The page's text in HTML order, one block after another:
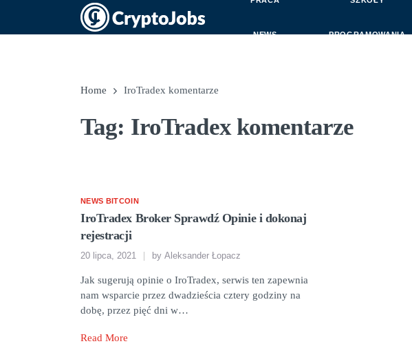
NEWS PROGRAMOWANIA
Home IroTradex komentarze
Tag: IroTradex komentarze
NEWS BITCOIN
IroTradex Broker Sprawdź Opinie i dokonaj
rejestracji
20 lipca, 2021 by Aleksander Łopacz
Jak sugerują opinie o IroTradex, serwis ten zapewnia
nam wsparcie przez dwadzieścia cztery godziny na
dobę, przez pięć dni w…
Read More